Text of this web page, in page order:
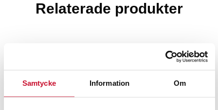
Samtycke Information Om
Relaterade produkter